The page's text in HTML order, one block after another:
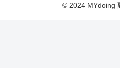
© 2024 MYdoing